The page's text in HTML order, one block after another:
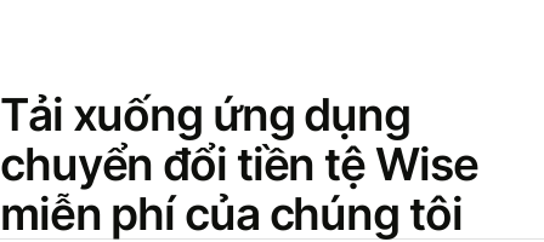
Tải xuống ứng dụng
chuyển đổi tiền tệ Wise
miễn phí của chúng tôi